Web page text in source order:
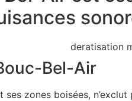
Bel-Air
zones boisées,